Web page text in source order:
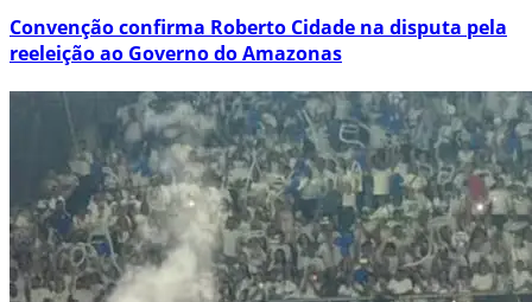
Convenção confirma Roberto Cidade na disputa pela
reeleição ao Governo do Amazonas